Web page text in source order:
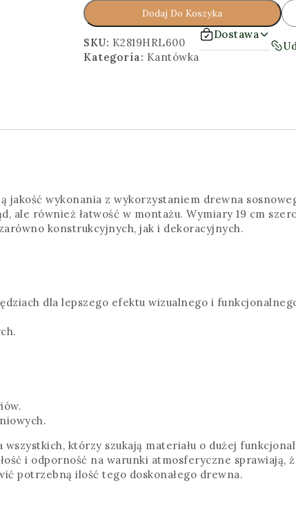
2,8x19,5x600
[cm]
Heblowana,
Fazowana
Dodaj Do Koszyka
SKU: K2819HRL600
Kategoria: Kantówka
Dostawa
jakość wykonania z wykorzystaniem drewna
również łatwość w montażu. Wymiary 19 cm
konstrukcyjnych, jak i dekoracyjnych.
dla lepszego efektu wizualnego i
wszystkich, którzy szukają materiału o dużej
i odporność na warunki atmosferyczne sprawiają,
potrzebną ilość tego doskonałego drewna.